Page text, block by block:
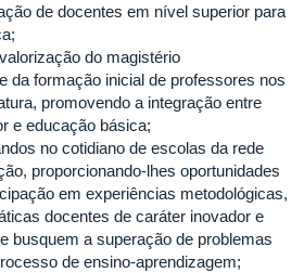
de docentes em nível superior para
do magistério
da formação inicial de professores nos
promovendo a integração entre
e educação básica;
no cotidiano de escolas da rede
proporcionando-lhes oportunidades
em experiências metodológicas,
docentes de caráter inovador e
busquem a superação de problemas
de ensino-aprendizagem;